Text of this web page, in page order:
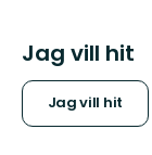
Jag vill hit
Jag vill hit